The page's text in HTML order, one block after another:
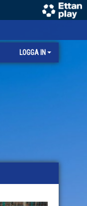
LOGGA IN